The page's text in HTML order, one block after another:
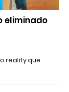
eliminado
reality que